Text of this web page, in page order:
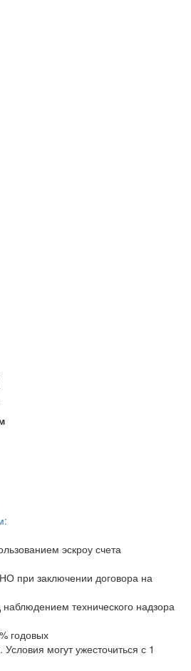
эскроу счета
при заключении договора на
технического надзора
годовых
могут ужесточиться с 1